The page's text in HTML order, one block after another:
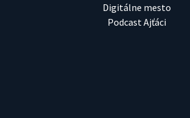
Digitálne mesto
Podcast Ajťáci